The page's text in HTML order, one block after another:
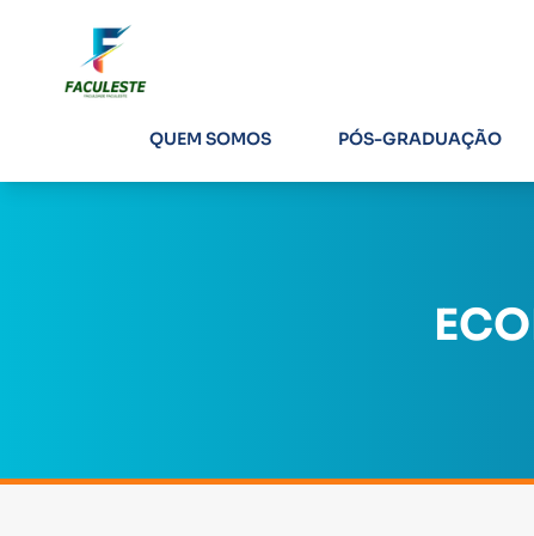
QUEM SOMOS PÓS-GRADUAÇÃO